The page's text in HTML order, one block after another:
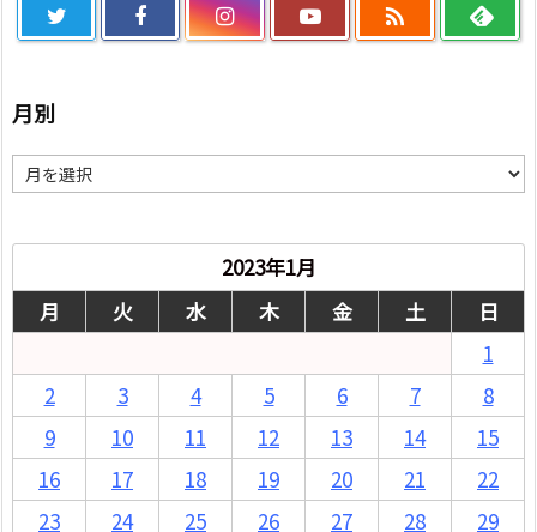

月別
別
2023年1月
月
火 水 木 金 土
日
1
2
3 4 5 6 7
8
9
10 11 12 13 14
15
16
17 18 19 20 21
22
23
24 25 26 27 28 29